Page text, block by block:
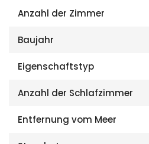
Anzahl der Zimmer
Baujahr
Eigenschaftstyp
Anzahl der Schlafzimmer
Entfernung vom Meer